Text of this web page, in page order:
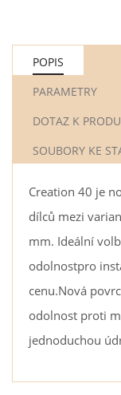
POPIS
PARAMETRY
DOTAZ K
SOUBORY KE
Creation 40 je
dílců mezi
mm. Ideální
odolnostpro
cenu.Nová
odolnost proti
jednoduchou